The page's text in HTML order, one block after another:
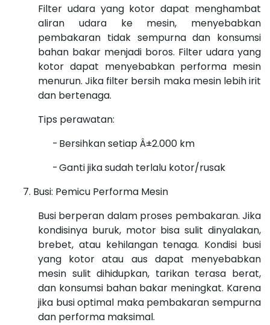
Filter udara yang kotor dapat menghambat
aliran udara ke mesin, menyebabkan
pembakaran tidak sempurna dan konsumsi
bahan bakar menjadi boros. Filter udara yang
kotor dapat menyebabkan performa mesin
menurun. Jika filter bersih maka mesin lebih irit
dan bertenaga.
Tips perawatan:
- Bersihkan setiap Â±2.000 km
-Ganti jika sudah terlalu kotor/rusak
Busi: Pemicu Performa Mesin
Busi berperan dalam proses pembakaran. Jika
kondisinya buruk, motor bisa sulit dinyalakan,
brebet, atau kehilangan tenaga. Kondisi busi
yang kotor atau aus dapat menyebabkan
mesin sulit dihidupkan, tarikan terasa berat,
dan konsumsi bahan bakar meningkat. Karena
jika busi optimal maka pembakaran sempurna
dan performa maksimal.